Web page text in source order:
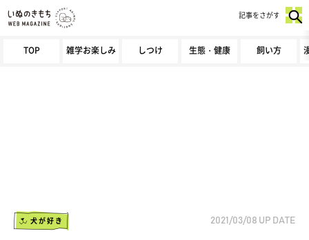
TOP 雑学お楽しみ しつけ 生態・健康 飼い方
記事をさがす
犬が好き 2021/03/08 UP DATE